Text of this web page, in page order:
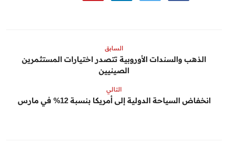
السابق
الذهب والسندات الأوروبية تتصدر اختيارات المستثمرين
الصينيين
التالي
انخفاض السياحة الدولية إلى أمريكا بنسبة 12% في مارس